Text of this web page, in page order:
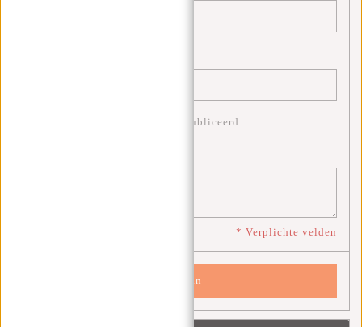
* Uw e-mailadres wordt niet gepubliceerd.
* Verplichte velden
Opslaan